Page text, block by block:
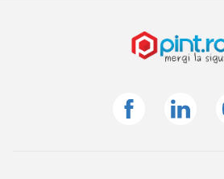
FacebookLinkedin